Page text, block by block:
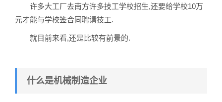
许多大工厂去南方许多技工学校招生,还要给学校10万
元才能与学校签合同聘请技工.
就目前来看,还是比较有前景的.
什么是机械制造企业